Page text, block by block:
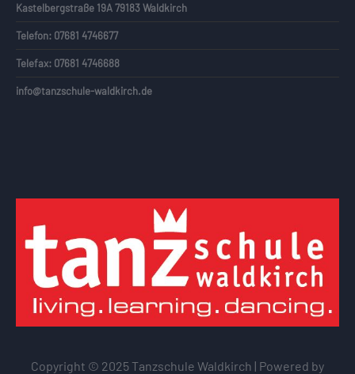
Kastelbergstraße 19A 79183 Waldkirch
Telefon: 07681 4746677
Telefax: 07681 4746688
info@tanzschule-waldkirch.de
Copyright © 2025 Tanzschule Waldkirch | Powered by